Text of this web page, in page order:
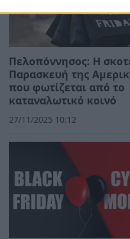
Πελοπόννησος: Η
Παρασκευή της
που φωτίζεται από το
καταναλωτικό κοινό
27/11/2025 10:12